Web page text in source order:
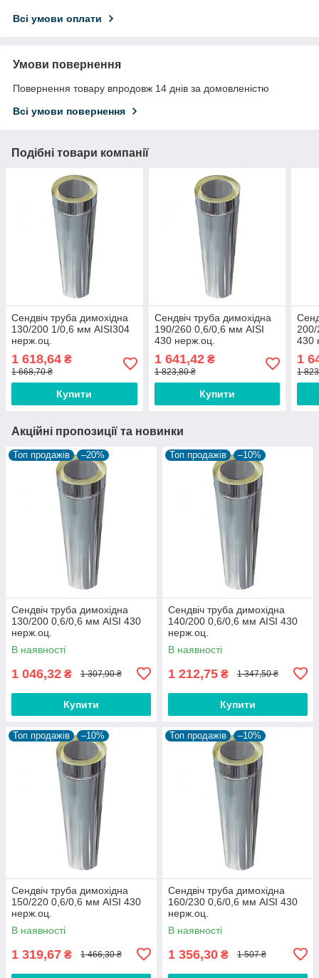
Всі умови оплати
Умови повернення
Повернення товару впродовж 14 днів за домовленістю
Всі умови повернення
Подібні товари компанії
Сендвіч труба димохідна
130/200 1/0,6 мм AISI304
нерж.оц.
1 618,64 ₴
1 668,70 ₴
Купити
Сендвіч труба димохідна
190/260 0,6/0,6 мм AISI
430 нерж.оц.
1 641,42₴
1 823,80 ₴
Купити
430
1
1
Акційні пропозиції та новинки
Топ продажів –20%
Сендвіч труба димохідна
130/200 0,6/0,6 мм AISI 430
нерж.оц.
В наявності
1 046,32 ₴ 1 307,90 ₴
Купити
Топ продажів –10%
Сендвіч труба димохідна
140/200 0,6/0,6 мм AISI 430
нерж.оц.
В наявності
1 212,75 ₴ 1 347,50 ₴
Купити
Топ продажів –10%
Сендвіч труба димохідна
150/220 0,6/0,6 мм AISI 430
нерж.оц.
В наявності
1 319,67 ₴ 1 466,30 ₴
Топ продажів –10%
Сендвіч труба димохідна
160/230 0,6/0,6 мм AISI 430
нерж.оц.
В наявності
1 356,30 ₴ 1 507 ₴